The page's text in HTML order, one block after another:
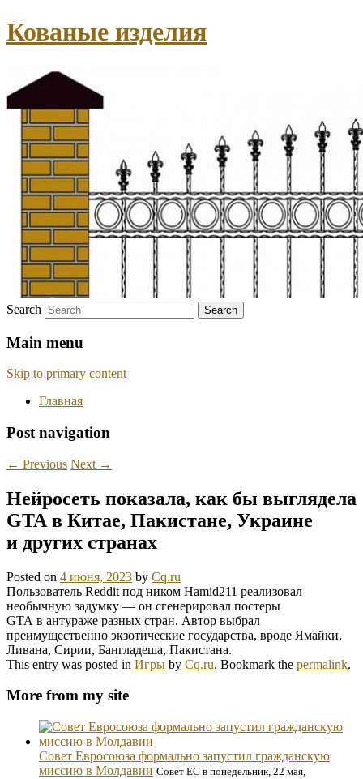
Кованые изделия
Search
Main menu
Skip to primary content
Главная
Post navigation
← Previous Next →
Нейросеть показала, как бы выглядела
GTA в Китае, Пакистане, Украине
и других странах
Posted on 4 июня, 2023 by Cq.ru
Пользователь Reddit под ником Hamid211 реализовал
необычную задумку — он сгенерировал постеры
GTA в антураже разных стран. Автор выбрал
преимущественно экзотические государства, вроде Ямайки,
Ливана, Сирии, Бангладеша, Пакистана.
This entry was posted in Игры by Cq.ru. Bookmark the permalink.
More from my site
Совет Евросоюза формально запустил гражданскую
миссию в Молдавии Совет ЕС в понедельник, 22 мая,